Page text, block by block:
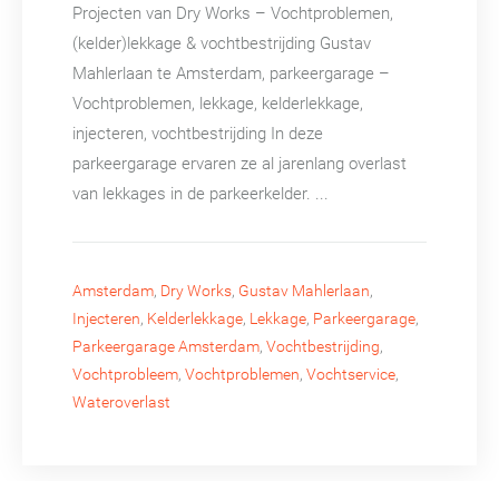
Projecten van Dry Works – Vochtproblemen,
(kelder)lekkage & vochtbestrijding Gustav
Mahlerlaan te Amsterdam, parkeergarage –
Vochtproblemen, lekkage, kelderlekkage,
injecteren, vochtbestrijding In deze
parkeergarage ervaren ze al jarenlang overlast
van lekkages in de parkeerkelder. ...
Amsterdam, Dry Works, Gustav Mahlerlaan,
Injecteren, Kelderlekkage, Lekkage, Parkeergarage,
Parkeergarage Amsterdam, Vochtbestrijding,
Vochtprobleem, Vochtproblemen, Vochtservice,
Wateroverlast